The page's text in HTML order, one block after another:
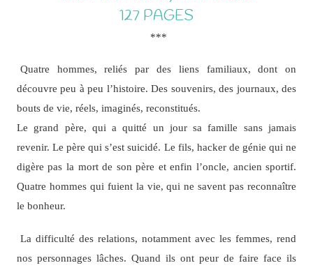
127 PAGES
***
Quatre hommes, reliés par des liens familiaux, dont on
découvre peu à peu l’histoire. Des souvenirs, des journaux, des
bouts de vie, réels, imaginés, reconstitués.
Le grand père, qui a quitté un jour sa famille sans jamais
revenir. Le père qui s’est suicidé. Le fils, hacker de génie qui ne
digère pas la mort de son père et enfin l’oncle, ancien sportif.
Quatre hommes qui fuient la vie, qui ne savent pas reconnaître
le bonheur.
La difficulté des relations, notamment avec les femmes, rend
nos personnages lâches. Quand ils ont peur de faire face ils